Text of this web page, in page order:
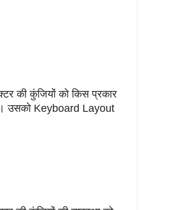
की कुंजियों को किस प्रकार
उसको Keyboard Layout